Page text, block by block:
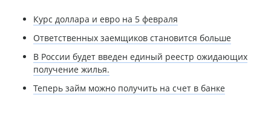
Курс доллара и евро на 5 февраля
Ответственных заемщиков становится больше
В России будет введен единый реестр ожидающих
получение жилья.
Теперь займ можно получить на счет в банке